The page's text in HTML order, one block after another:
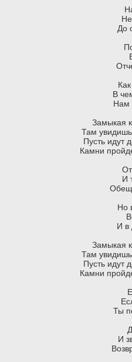
До
В
Нам
Замыкая
Там
Пусть идут
Камни
И
Но
И в
Замыкая
Там
Пусть идут
Камни
Ты
И